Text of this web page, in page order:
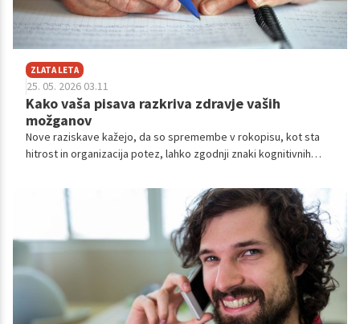
ZLATA LETA
25. 05. 2026 03.11
Kako vaša pisava razkriva zdravje vaših
možganov
Nove raziskave kažejo, da so spremembe v rokopisu, kot sta
hitrost in organizacija potez, lahko zgodnji znaki kognitivnih